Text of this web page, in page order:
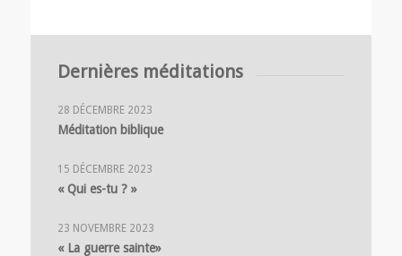
Dernières méditations
28 DÉCEMBRE 2023
Méditation biblique
15 DÉCEMBRE 2023
« Qui es-tu ? »
23 NOVEMBRE 2023
« La guerre sainte»